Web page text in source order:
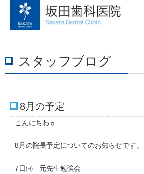
スタッフブログ
8月の予定
こんにちわ☼
8月の院長予定についてのお知らせです。
7日㈰ 元先生勉強会